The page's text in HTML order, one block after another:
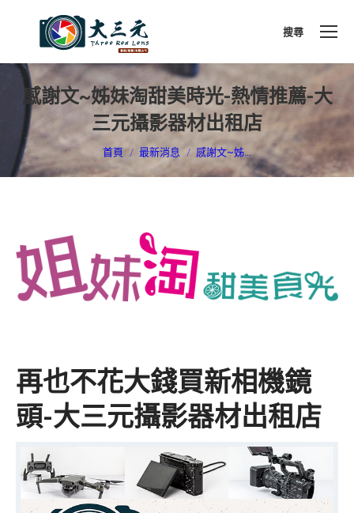
搜
搜尋
感謝文~姊妹淘甜美時光-熱情推薦-大
三元攝影器材出租店
您在這裡：
首頁 最新消息 感謝文~姊...
再也不花大錢買新相機鏡
頭-大三元攝影器材出租店